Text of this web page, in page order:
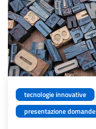
tecnologie innovative
presentazione domande